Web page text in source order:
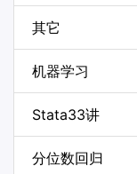
其它
机器学习
Stata33讲
分位数回归